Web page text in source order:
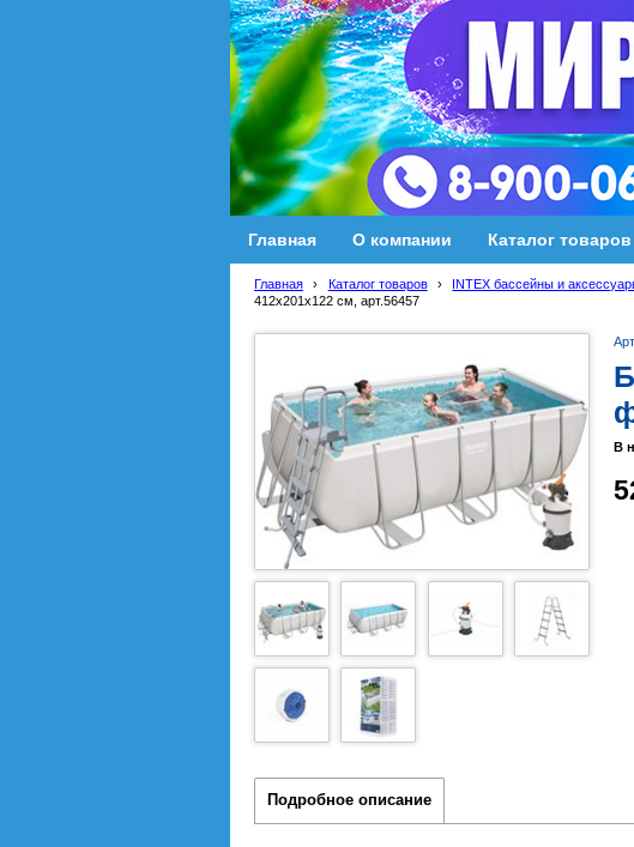
Главная О компании Каталог товаров
Главная › Каталог товаров › INTEX бассейны и
412х201х122 см, арт.56457
В
Подробное описание